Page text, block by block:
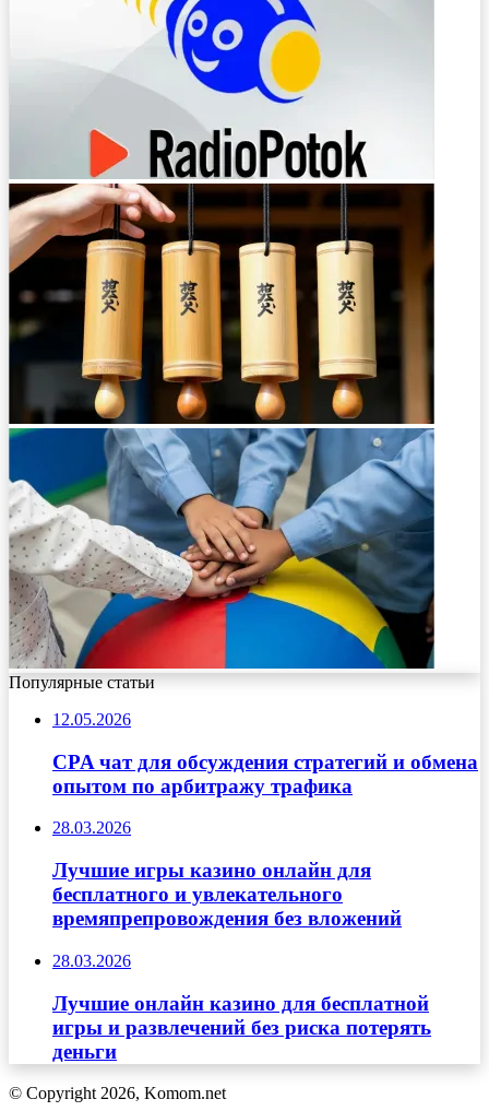
Популярные статьи
12.05.2026
CPA чат для обсуждения стратегий и обмена
опытом по арбитражу трафика
28.03.2026
Лучшие игры казино онлайн для
бесплатного и увлекательного
времяпрепровождения без вложений
28.03.2026
Лучшие онлайн казино для бесплатной
игры и развлечений без риска потерять
деньги
© Copyright 2026, Komom.net